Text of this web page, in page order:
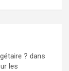
? dans
les